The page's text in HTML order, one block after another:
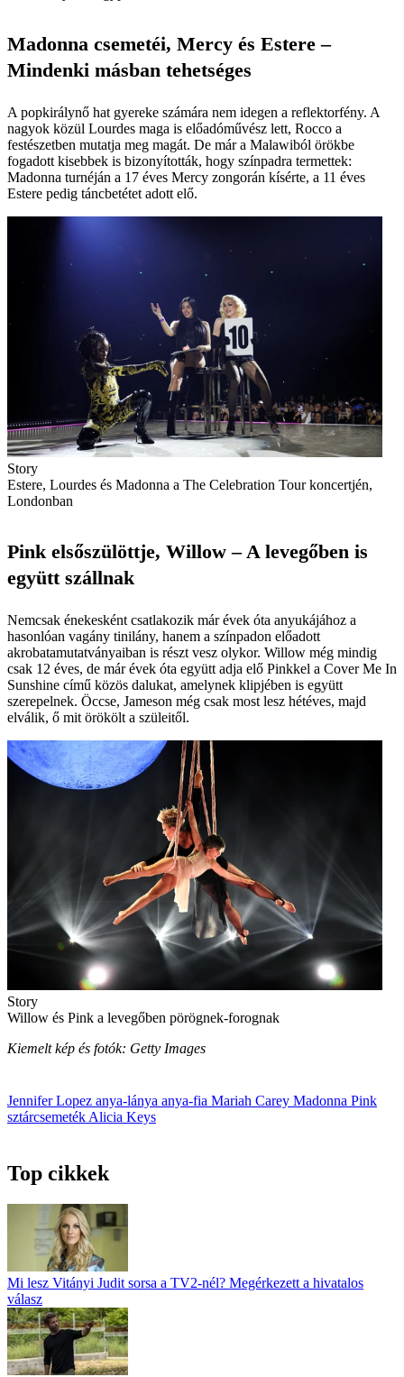
Madonna csemetéi, Mercy és Estere –
Mindenki másban tehetséges
A popkirálynő hat gyereke számára nem idegen a reflektorfény. A
nagyok közül Lourdes maga is előadóművész lett, Rocco a
festészetben mutatja meg magát. De már a Malawiból örökbe
fogadott kisebbek is bizonyították, hogy színpadra termettek:
Madonna turnéján a 17 éves Mercy zongorán kísérte, a 11 éves
Estere pedig táncbetétet adott elő.
Story
Estere, Lourdes és Madonna a The Celebration Tour koncertjén,
Londonban
Pink elsőszülöttje, Willow – A levegőben is
együtt szállnak
Nemcsak énekesként csatlakozik már évek óta anyukájához a
hasonlóan vagány tinilány, hanem a színpadon előadott
akrobatamutatványai­ban is részt vesz olykor. Willow még mindig
csak 12 éves, de már évek óta együtt adja elő Pinkkel a Cover Me In
Sunshine című közös dalukat, amelynek klipjében is együtt
szerepelnek. Öccse, Jameson még csak most lesz hétéves, majd
elválik, ő mit örökölt a szüleitől.
Story
Willow és Pink a levegőben pörögnek-forognak
Kiemelt kép és fotók: Getty Images
Jennifer Lopez anya-lánya anya-fia Mariah Carey Madonna Pink
sztárcsemeték Alicia Keys
Top cikkek
Mi lesz Vitányi Judit sorsa a TV2-nél? Megérkezett a hivatalos
válasz